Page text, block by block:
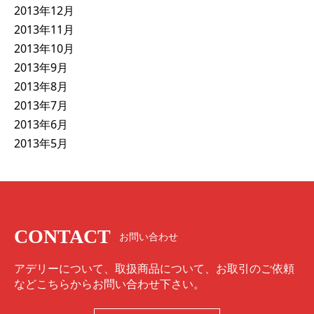
2013年12月
2013年11月
2013年10月
2013年9月
2013年8月
2013年7月
2013年6月
2013年5月
CONTACT お問い合わせ
アデリーについて、取扱商品について、お取引のご依頼
などこちらからお問い合わせ下さい。